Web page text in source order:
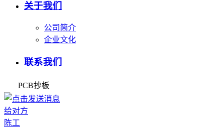
关于我们
公司简介
企业文化
联系我们
PCB抄板
陈工